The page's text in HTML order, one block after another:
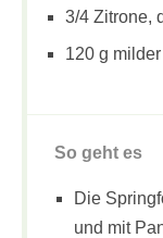
3/4 Zitrone,
120 g
So geht es
Die
und mit